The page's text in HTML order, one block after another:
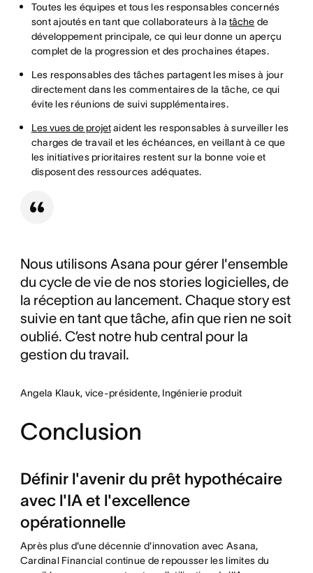
Toutes les équipes et tous les responsables concernés
sont ajoutés en tant que collaborateurs à latâche de
développement principale, ce qui leur donne un aperçu
complet de la progression et des prochaines étapes.
Les responsables des tâches partagent les mises à jour
directement dans les commentaires de la tâche, ce qui
évite les réunions de suivi supplémentaires.
Les vues de projetaident les responsables à surveiller les
charges de travail et les échéances, en veillant à ce que
les initiatives prioritaires restent sur la bonne voie et
disposent des ressources adéquates.
Nous utilisons Asana pour gérer l'ensemble
du cycle de vie de nos stories logicielles, de
la réception au lancement. Chaque story est
suivie en tant que tâche, afin que rien ne soit
oublié. C’est notre hub central pour la
gestion du travail.
Angela Klauk, vice-présidente, Ingénierie produit
Conclusion
Définir l'avenir du prêt hypothécaire
avec l'IA et l'excellence
opérationnelle
Après plus d'une décennie d'innovation avec Asana,
Cardinal Financial continue de repousser les limites du